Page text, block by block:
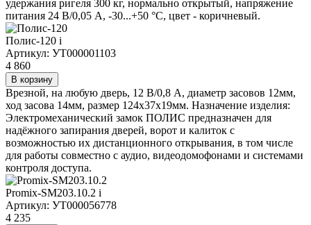
удержания ригеля 300 кг, нормально открытый, напряжение
питания 24 В/0,05 А, -30...+50 °С, цвет - коричневый.
Полис-120 i
Артикул: УТ000001103
4 860
В корзину
Врезной, на любую дверь, 12 В/0,8 А, диаметр засовов 12мм,
ход засова 14мм, размер 124х37х19мм. Назначение изделия:
Электромеханический замок ПОЛИС предназначен для
надёжного запирания дверей, ворот и калиток с
возможностью их дистанционного открывания, в том числе
для работы совместно с аудио, видеодомофонами и системами
контроля доступа.
Promix-SM203.10.2 i
Артикул: УТ000056778
4 235